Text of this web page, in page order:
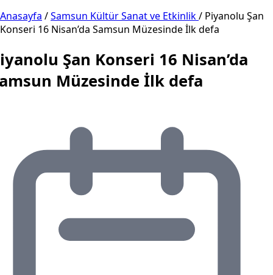
Anasayfa /Samsun Kültür Sanat ve Etkinlik/ Piyanolu Şan
Konseri 16 Nisan’da Samsun Müzesinde İlk defa
Şan Konseri 16 Nisan’da
Müzesinde İlk defa